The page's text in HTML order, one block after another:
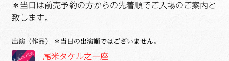
＊当日は前売予約の方からの先着順でご入場のご案内と
致します。
出演（作品） ＊当日の出演順ではございません。
尾米タケル之一座